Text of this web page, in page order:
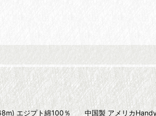
エジプト綿100％ 中国製 アメリカ